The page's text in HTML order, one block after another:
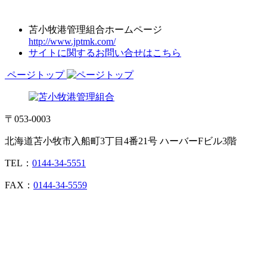
苫小牧港管理組合ホームページ
http://www.jptmk.com/
サイトに関するお問い合せはこちら
ページトップ
〒053-0003
北海道苫小牧市入船町3丁目4番21号 ハーバーFビル3階
TEL： 0144-34-5551
FAX： 0144-34-5559